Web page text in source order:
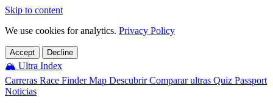
Skip to content
We use cookies for analytics. Privacy Policy
Accept Decline
🏔️ Ultra Index
Carreras Race FinderMap DescubrirComparar ultras Quiz Passport
Noticias